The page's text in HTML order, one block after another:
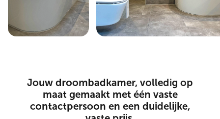
Jouw droombadkamer, volledig op
maat gemaakt met één vaste
contactpersoon en een duidelijke,